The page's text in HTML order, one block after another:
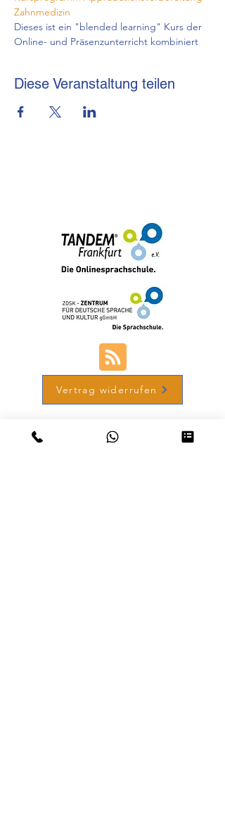
Zahnmedizin
Dieses ist ein "blended learning" Kurs der
Online- und Präsenzunterricht kombiniert
Diese Veranstaltung teilen
Vertrag widerrufen